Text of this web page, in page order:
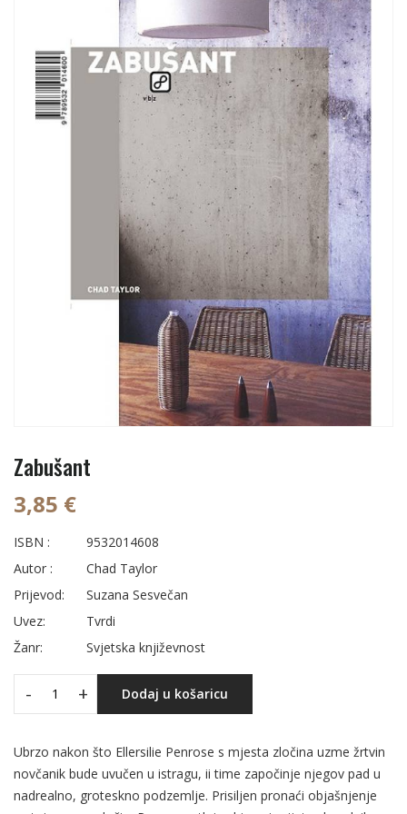
Zabušant
3,85 €
ISBN :
9532014608
Autor :
Chad Taylor
Prijevod:
Suzana Sesvečan
Uvez:
Tvrdi
Žanr:
Svjetska književnost
- + Dodaj u košaricu
Ubrzo nakon što Ellersilie Penrose s mjesta zločina uzme žrtvin
novčanik bude uvučen u istragu, ii time započinje njegov pad u
nadrealno, groteskno podzemlje. Prisiljen pronaći objašnjenje